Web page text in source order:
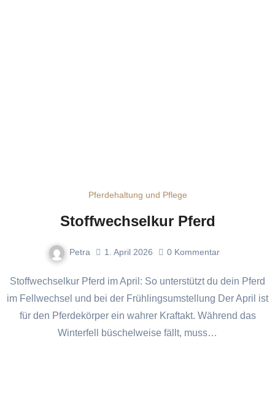
Pferdehaltung und Pflege
Stoffwechselkur Pferd
Petra 1. April 2026 0 Kommentar
Stoffwechselkur Pferd im April: So unterstützt du dein Pferd
im Fellwechsel und bei der Frühlingsumstellung Der April ist
für den Pferdekörper ein wahrer Kraftakt. Während das
Winterfell büschelweise fällt, muss…